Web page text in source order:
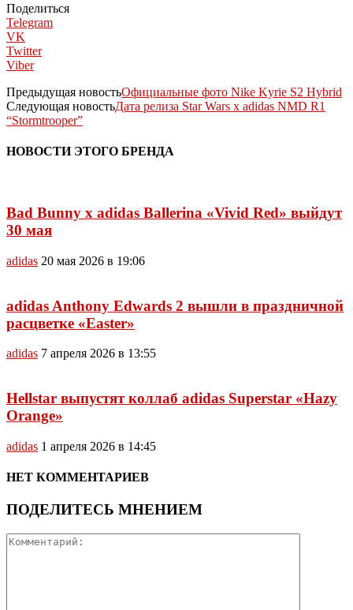
Поделиться
Telegram
VK
Twitter
Viber
Предыдущая новостьОфициальные фото Nike Kyrie S2 Hybrid
Следующая новостьДата релиза Star Wars x adidas NMD R1
“Stormtrooper”
НОВОСТИ ЭТОГО БРЕНДА
Bad Bunny x adidas Ballerina «Vivid Red» выйдут
30 мая
adidas 20 мая 2026 в 19:06
adidas Anthony Edwards 2 вышли в праздничной
расцветке «Easter»
adidas 7 апреля 2026 в 13:55
Hellstar выпустят коллаб adidas Superstar «Hazy
Orange»
adidas 1 апреля 2026 в 14:45
НЕТ КОММЕНТАРИЕВ
ПОДЕЛИТЕСЬ МНЕНИЕМ